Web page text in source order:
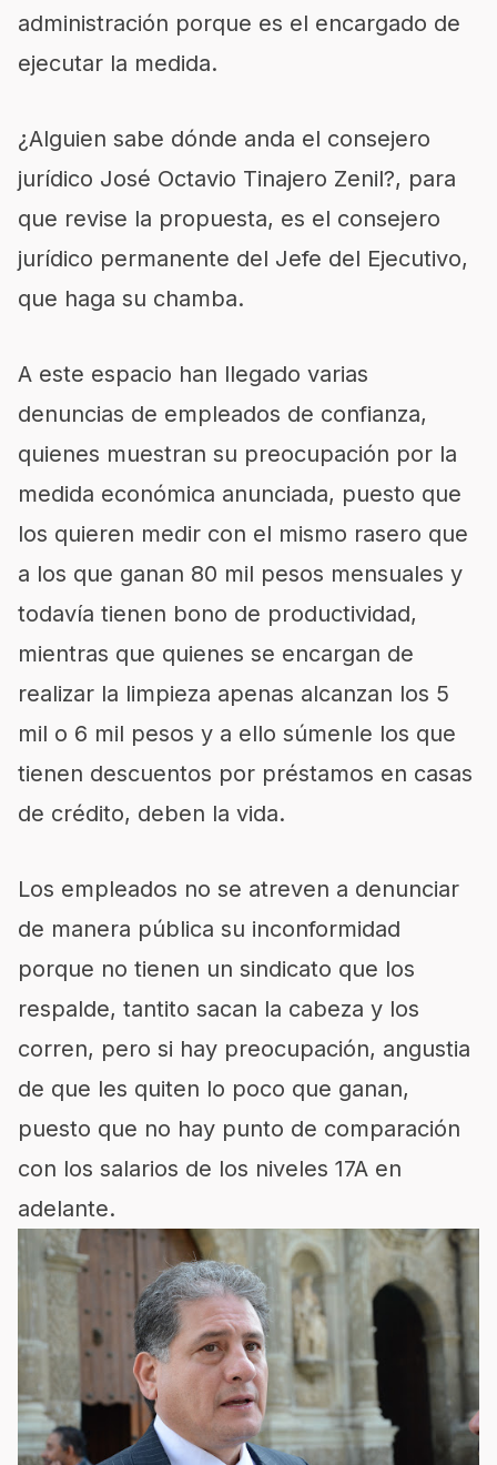
administración porque es el encargado de
ejecutar la medida.
¿Alguien sabe dónde anda el consejero
jurídico José Octavio Tinajero Zenil?, para
que revise la propuesta, es el consejero
jurídico permanente del Jefe del Ejecutivo,
que haga su chamba.
A este espacio han llegado varias
denuncias de empleados de confianza,
quienes muestran su preocupación por la
medida económica anunciada, puesto que
los quieren medir con el mismo rasero que
a los que ganan 80 mil pesos mensuales y
todavía tienen bono de productividad,
mientras que quienes se encargan de
realizar la limpieza apenas alcanzan los 5
mil o 6 mil pesos y a ello súmenle los que
tienen descuentos por préstamos en casas
de crédito, deben la vida.
Los empleados no se atreven a denunciar
de manera pública su inconformidad
porque no tienen un sindicato que los
respalde, tantito sacan la cabeza y los
corren, pero si hay preocupación, angustia
de que les quiten lo poco que ganan,
puesto que no hay punto de comparación
con los salarios de los niveles 17A en
adelante.